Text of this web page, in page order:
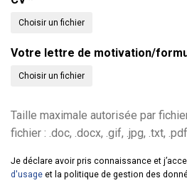
Choisir un fichier
Votre lettre de motivation/
Choisir un fichier
Taille maximale autorisée par
fichier : .doc, .docx, .gif, .jpg, .txt,
Je déclare avoir pris connaissance et
d'usage et la politique de gestion des